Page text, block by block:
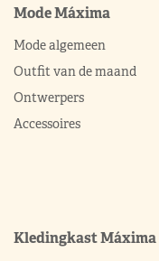
Mode Máxima
Mode algemeen
Outfit van de maand
Ontwerpers
Accessoires
Kledingkast Máxima